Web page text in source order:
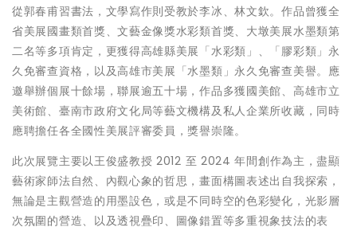
從郭春甫習書法，文學寫作則受教於李冰、林文欽。作品曾獲全
省美展國畫類首獎、文藝金像獎水彩類首獎、大墩美展水墨類第
二名等多項肯定，更獲得高雄縣美展「水彩類」、「膠彩類」永
久免審查資格，以及高雄市美展「水墨類」永久免審查美譽。應
邀舉辦個展十餘場，聯展逾五十場，作品多獲國美館、高雄市立
美術館、臺南市政府文化局等藝文機構及私人企業所收藏，同時
應聘擔任各全國性美展評審委員，獎譽崇隆。
此次展覽主要以王俊盛教授 2012 至 2024 年間創作為主，盡顯
藝術家師法自然、內觀心象的哲思，畫面構圖表述出自我探索，
無論是主觀營造的用墨設色，或是不同時空的色彩變化，光影層
次氛圍的營造、以及透視疊印、圖像錯置等多重視象技法的表